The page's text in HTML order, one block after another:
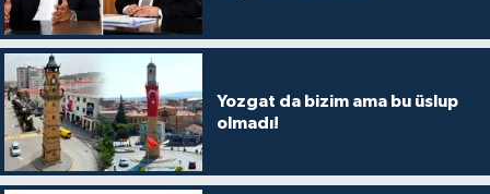
Yozgat da bizim ama bu üslup
olmadı!